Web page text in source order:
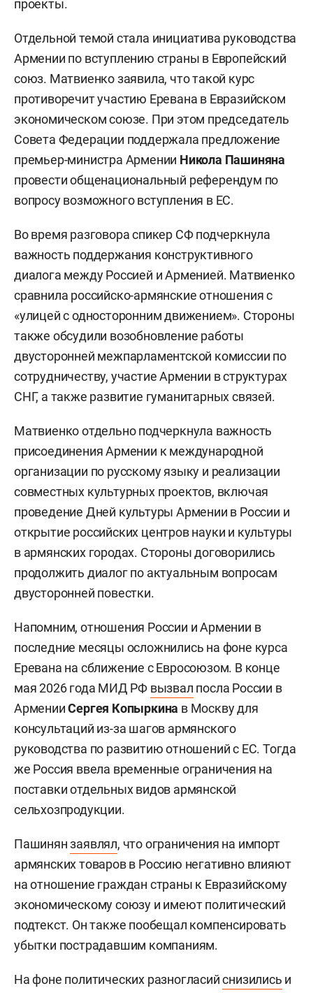
проекты.
Отдельной темой стала инициатива руководства
Армении по вступлению страны в Европейский
союз. Матвиенко заявила, что такой курс
противоречит участию Еревана в Евразийском
экономическом союзе. При этом председатель
Совета Федерации поддержала предложение
премьер-министра Армении Никола Пашиняна
провести общенациональный референдум по
вопросу возможного вступления в ЕС.
Во время разговора спикер СФ подчеркнула
важность поддержания конструктивного
диалога между Россией и Арменией. Матвиенко
сравнила российско-армянские отношения с
«улицей с односторонним движением». Стороны
также обсудили возобновление работы
двусторонней межпарламентской комиссии по
сотрудничеству, участие Армении в структурах
СНГ, а также развитие гуманитарных связей.
Матвиенко отдельно подчеркнула важность
присоединения Армении к международной
организации по русскому языку и реализации
совместных культурных проектов, включая
проведение Дней культуры Армении в России и
открытие российских центров науки и культуры
в армянских городах. Стороны договорились
продолжить диалог по актуальным вопросам
двусторонней повестки.
Напомним, отношения России и Армении в
последние месяцы осложнились на фоне курса
Еревана на сближение с Евросоюзом. В конце
мая 2026 года МИД РФ вызвал посла России в
АрменииСергея Копыркина в Москву для
консультаций из-за шагов армянского
руководства по развитию отношений с ЕС. Тогда
же Россия ввела временные ограничения на
поставки отдельных видов армянской
сельхозпродукции.
Пашинянзаявлял, что ограничения на импорт
армянских товаров в Россию негативно влияют
на отношение граждан страны к Евразийскому
экономическому союзу и имеют политический
подтекст. Он также пообещал компенсировать
убытки пострадавшим компаниям.
На фоне политических разногласийснизились и